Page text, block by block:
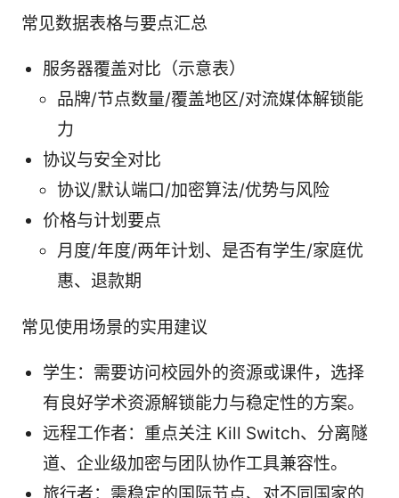
常见数据表格与要点汇总
服务器覆盖对比（示意表）
品牌/节点数量/覆盖地区/对流媒体解锁能
力
协议与安全对比
协议/默认端口/加密算法/优势与风险
价格与计划要点
月度/年度/两年计划、是否有学生/家庭优
惠、退款期
常见使用场景的实用建议
学生：需要访问校园外的资源或课件，选择
有良好学术资源解锁能力与稳定性的方案。
远程工作者：重点关注 Kill Switch、分离隧
道、企业级加密与团队协作工具兼容性。